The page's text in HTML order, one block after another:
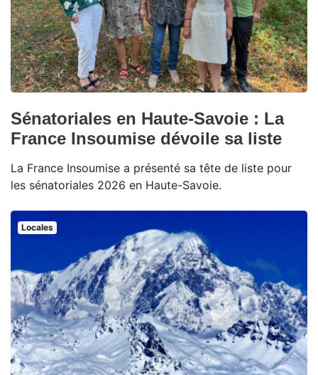
Sénatoriales en Haute-Savoie : La
France Insoumise dévoile sa liste
La France Insoumise a présenté sa tête de liste pour
les sénatoriales 2026 en Haute-Savoie.
Locales